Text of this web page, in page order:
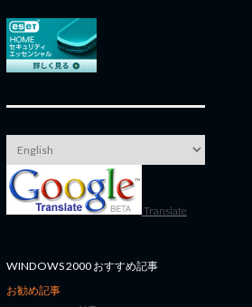
Translate
WINDOWS 2000 おすすめ記事
お勧め記事